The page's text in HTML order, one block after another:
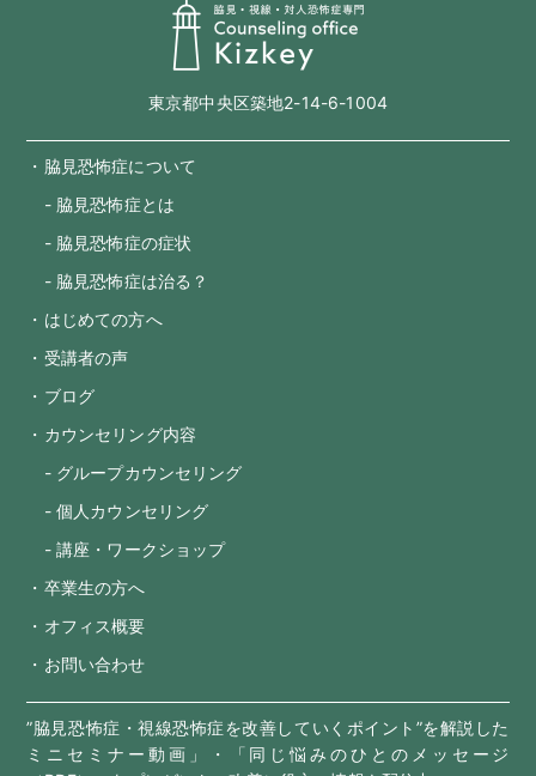
東京都中央区築地2-14-6-1004
・脇見恐怖症について
- 脇見恐怖症とは
- 脇見恐怖症の症状
- 脇見恐怖症は治る？
・はじめての方へ
・受講者の声
・ブログ
・カウンセリング内容
- グループカウンセリング
- 個人カウンセリング
- 講座・ワークショップ
・卒業生の方へ
・オフィス概要
・お問い合わせ
”脇見恐怖症・視線恐怖症を改善していくポイント”を解説した
ミニセミナー動画」・「同じ悩みのひとのメッセージ